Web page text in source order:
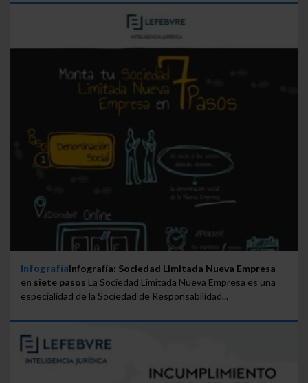
InfografíaInfografía: Sociedad Limitada Nueva Empresa
en siete pasos La Sociedad Limitada Nueva Empresa es una
especialidad de la Sociedad de Responsabilidad...